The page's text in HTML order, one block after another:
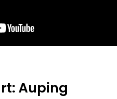
Auping